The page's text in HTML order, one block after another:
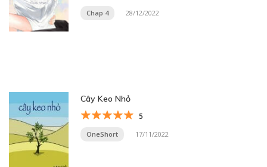
Chap 4 28/12/2022
Cây Keo Nhỏ
5
OneShort 17/11/2022